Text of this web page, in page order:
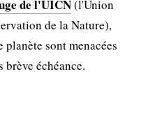
de l'UICN(l'Union
de la Nature),
planète sont menacées
échéance.